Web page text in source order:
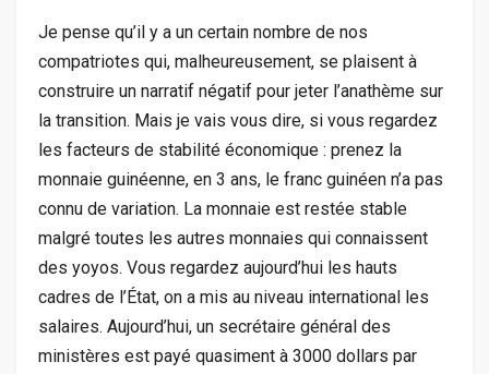
Je pense qu’il y a un certain nombre de nos
compatriotes qui, malheureusement, se plaisent à
construire un narratif négatif pour jeter l’anathème sur
la transition. Mais je vais vous dire, si vous regardez
les facteurs de stabilité économique : prenez la
monnaie guinéenne, en 3 ans, le franc guinéen n’a pas
connu de variation. La monnaie est restée stable
malgré toutes les autres monnaies qui connaissent
des yoyos. Vous regardez aujourd’hui les hauts
cadres de l’État, on a mis au niveau international les
salaires. Aujourd’hui, un secrétaire général des
ministères est payé quasiment à 3000 dollars par